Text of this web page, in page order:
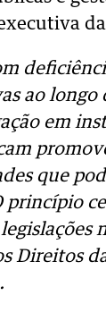
da
ao longo
em
que
princípio
Direitos